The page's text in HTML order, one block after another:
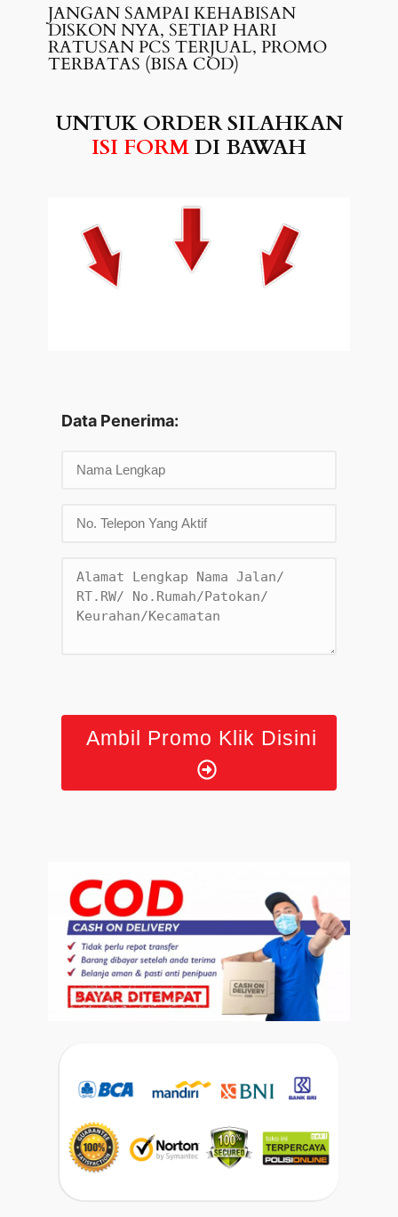
JANGAN SAMPAI KEHABISAN
DISKON NYA, SETIAP HARI
RATUSAN PCS TERJUAL, PROMO
TERBATAS (BISA COD)
UNTUK ORDER SILAHKAN
ISI FORMDI BAWAH
Data Penerima:
Ambil Promo Klik Disini